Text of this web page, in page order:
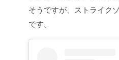
そうですが、ストライク
です。